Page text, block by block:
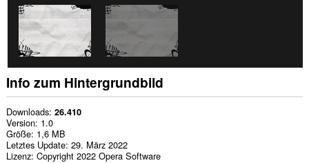
Info zum Hintergrundbild
Downloads 26.410
Version 1.0
Größe 1,6 MB
Letztes Update 29. März 2022
Lizenz Copyright 2022 Opera Software